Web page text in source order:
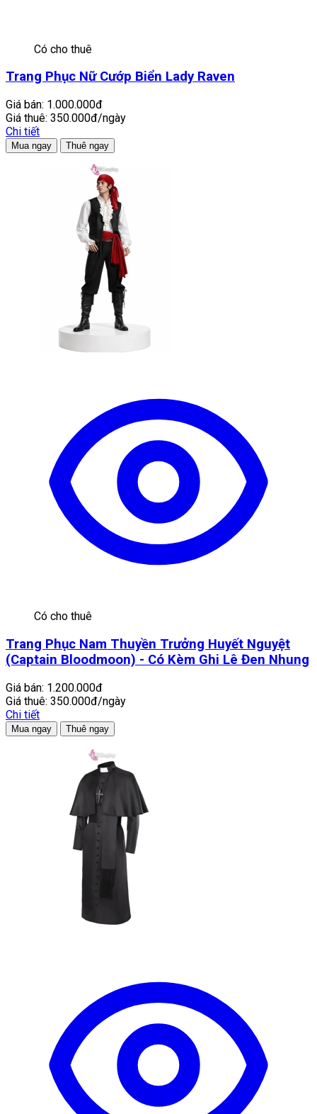
Có cho thuê
Trang Phục Nữ Cướp Biển Lady Raven
Giá bán: 1.000.000đ
Giá thuê: 350.000đ/ngày
Chi tiết
Mua ngay Thuê ngay
Có cho thuê
Trang Phục Nam Thuyền Trưởng Huyết Nguyệt
(Captain Bloodmoon) - Có Kèm Ghi Lê Đen Nhung
Giá bán: 1.200.000đ
Giá thuê: 350.000đ/ngày
Chi tiết
Mua ngay Thuê ngay